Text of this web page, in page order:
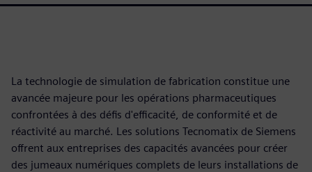
La technologie de simulation de fabrication constitue une
avancée majeure pour les opérations pharmaceutiques
confrontées à des défis d'efficacité, de conformité et de
réactivité au marché. Les solutions Tecnomatix de Siemens
offrent aux entreprises des capacités avancées pour créer
des jumeaux numériques complets de leurs installations de